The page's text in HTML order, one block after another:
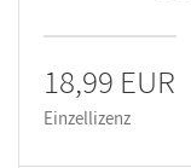
18,99 EUR
Einzellizenz